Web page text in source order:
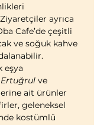
ayrıca
Cafe’de çeşitli
ve soğuk kahve
eşya
ve
ait ürünler
geleneksel
kostümlü